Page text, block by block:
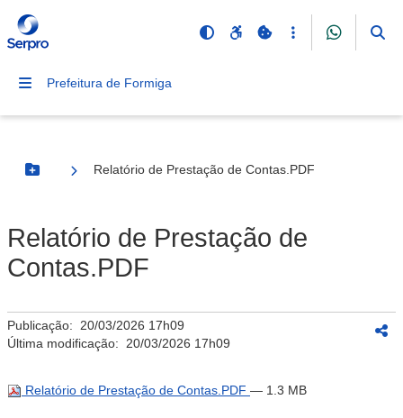
Prefeitura de Formiga
Botão Menu
Relatório de Prestação de Contas.PDF
Relatório de Prestação de
Contas.PDF
Publicação: 20/03/2026 17h09
Última modificação: 20/03/2026 17h09
Relatório de Prestação de Contas.PDF — 1.3 MB